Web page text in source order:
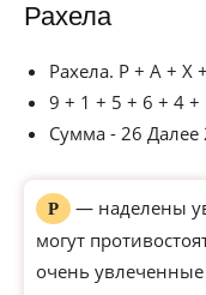
Рахела
Рахела. Р + А + Х
9 + 1 + 5 + 6 + 4 +
Сумма - 26 Далее
Р
— наделены
могут
очень